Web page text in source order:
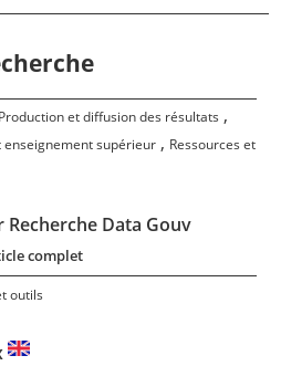
Production et diffusion des résultats ,
enseignement supérieur , Ressources et
Recherche Data Gouv
complet
outils